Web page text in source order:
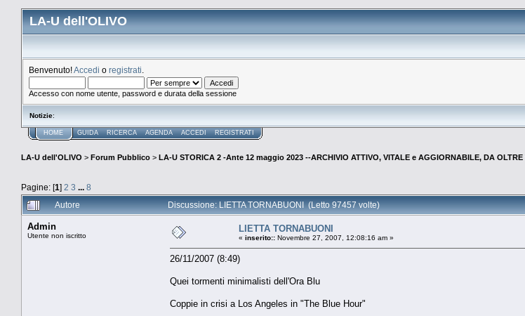
LA-U dell'OLIVO
Benvenuto!Accedi o registrati
Accesso con nome utente, password e durata della sessione
Notizie:
HOME GUIDA RICERCA AGENDA ACCEDI REGISTRATI
LA-U dell'OLIVO > Forum Pubblico > LA-U STORICA 2 -Ante 12 maggio 2023 --ARCHIVIO ATTIVO, VITALE e AGGIORNABILE, DA OLTRE
Pagine: [1] 2 3 ... 8
Autore Discussione: LIETTA TORNABUONI (Letto 97457 volte)
Admin
Utente non iscritto
LIETTA TORNABUONI
« inserito:: Novembre 27, 2007, 12:08:16 am »
26/11/2007 (8:49)
Quei tormenti minimalisti dell'Ora Blu
Coppie in crisi a Los Angeles in "The Blue Hour"